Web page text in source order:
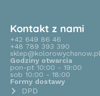
Kontakt z nami
+42 649 86 46
+48 789 393 390
sklep@kolorowychsnow.pl
Godziny otwarcia
pon-pt 10:00 - 19:00
sob 10:00 - 18:00
Formy dostawy
DPD